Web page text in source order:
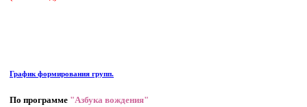
График формирования групп.
По программе "Азбука вождения"